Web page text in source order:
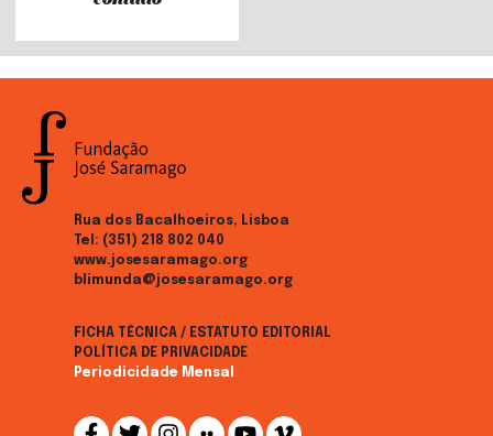
Rua dos Bacalhoeiros, Lisboa
Tel: (351) 218 802 040
www.josesaramago.org
blimunda@josesaramago.org
FICHA TÉCNICA / ESTATUTO EDITORIAL
POLÍTICA DE PRIVACIDADE
Periodicidade Mensal